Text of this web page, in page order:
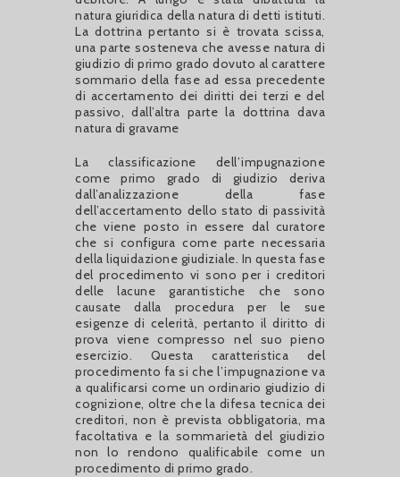
natura giuridica della natura di detti istituti.
La dottrina pertanto si è trovata scissa,
una parte sosteneva che avesse natura di
giudizio di primo grado dovuto al carattere
sommario della fase ad essa precedente
di accertamento dei diritti dei terzi e del
passivo, dall’altra parte la dottrina dava
natura di gravame
La classificazione dell’impugnazione
come primo grado di giudizio deriva
dall’analizzazione della fase
dell’accertamento dello stato di passività
che viene posto in essere dal curatore
che si configura come parte necessaria
della liquidazione giudiziale. In questa fase
del procedimento vi sono per i creditori
delle lacune garantistiche che sono
causate dalla procedura per le sue
esigenze di celerità, pertanto il diritto di
prova viene compresso nel suo pieno
esercizio. Questa caratteristica del
procedimento fa si che l’impugnazione va
a qualificarsi come un ordinario giudizio di
cognizione, oltre che la difesa tecnica dei
creditori, non è prevista obbligatoria, ma
facoltativa e la sommarietà del giudizio
non lo rendono qualificabile come un
procedimento di primo grado.